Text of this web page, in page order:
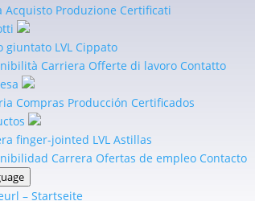
Acquisto Produzione Certificati
giuntato LVL Cippato
Carriera Offerte di lavoro Contatto
Compras Producción Certificados
finger-jointed LVL Astillas
Carrera Ofertas de empleo Contacto
recueillons-nous vos données ?
sont collectées, par exemple, lorsque
données sont collectées
: navigateur internet, système
servons-nous vos données ?
des données sont nécessaires pour
droits avez-vous sur vos données ?